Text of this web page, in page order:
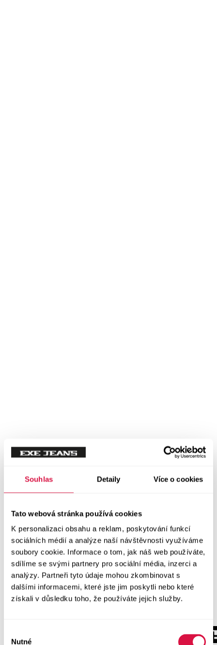
Souhlas Detaily Více o cookies
Tato webová stránka používá cookies
K personalizaci obsahu a reklam, poskytování funkcí
sociálních médií a analýze naší návštěvnosti využíváme
soubory cookie. Informace o tom, jak náš web používáte,
sdílíme se svými partnery pro sociální média, inzerci a
analýzy. Partneři tyto údaje mohou zkombinovat s
dalšími informacemi, které jste jim poskytli nebo které
získali v důsledku toho, že používáte jejich služby.
Nutné